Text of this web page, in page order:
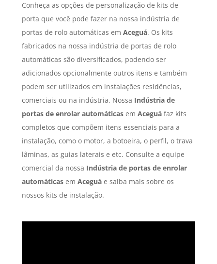
Conheça as opções de personalização de kits de
porta que você pode fazer na nossa indústria de
portas de rolo automáticas em Aceguá. Os kits
fabricados na nossa indústria de portas de rolo
automáticas são diversificados, podendo ser
adicionados opcionalmente outros itens e também
podem ser utilizados em instalações residências,
comerciais ou na indústria. Nossa Indústria de
portas de enrolar automáticasem Aceguáfaz kits
completos que compõem itens essenciais para a
instalação, como o motor, a botoeira, o perfil, o trava
lâminas, as guias laterais e etc. Consulte a equipe
comercial da nossa Indústria de portas de enrolar
automáticasem Aceguáe saiba mais sobre os
nossos kits de instalação.